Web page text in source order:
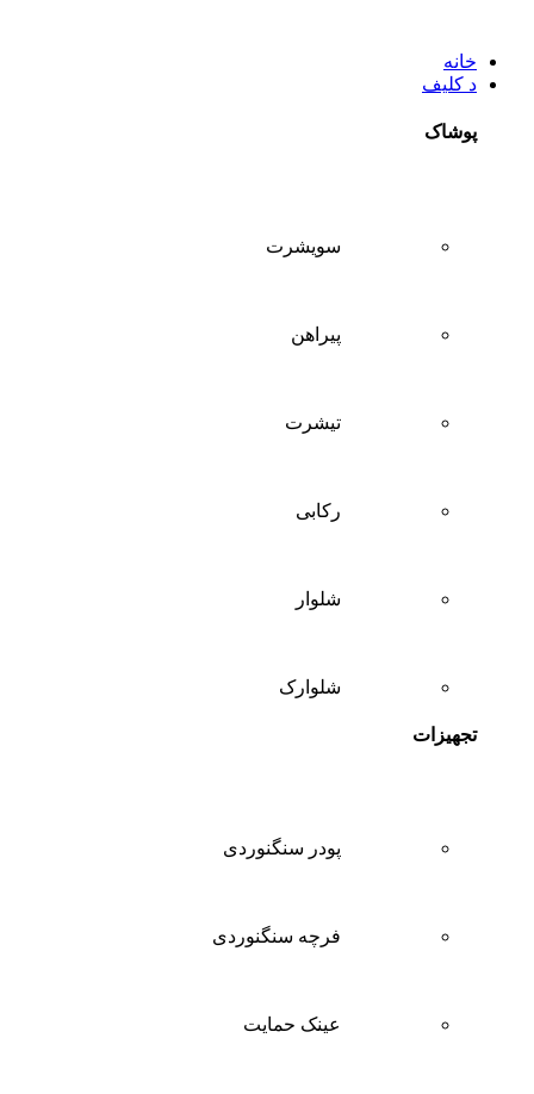
خانه
د کلیف
پوشاک
سويشرت
پیراهن
تيشرت
ركابی
شلوار
شلوارک
تجهیزات
پودر سنگنوردی
فرچه سنگنوردی
عینک حمایت